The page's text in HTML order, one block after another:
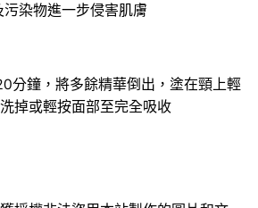
染物進一步侵害肌膚
分鐘，將多餘精華倒出，塗在頸上輕
掉或輕按面部至完全吸收